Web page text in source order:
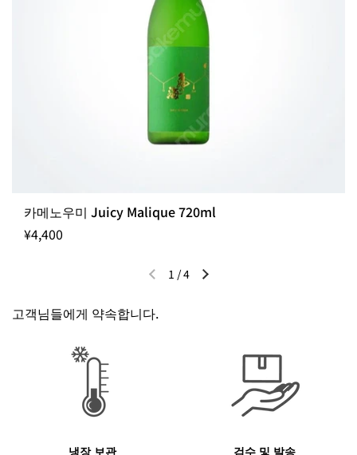
카메노우미 Juicy Malique 720ml
¥4,400
이전 슬라이드다음 슬라이드
1 /4
고객님들에게 약속합니다.
냉장 보관 검수 및 발송